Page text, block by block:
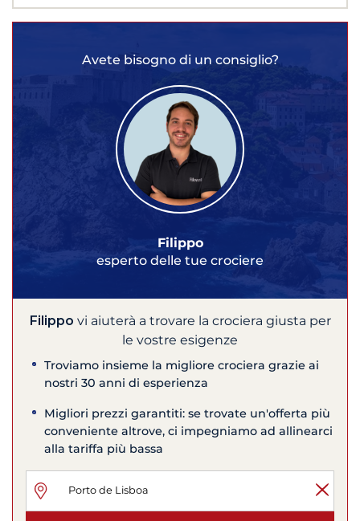
Avete bisogno di un consiglio?
Filippo
esperto delle tue crociere
Filippo vi aiuterà a trovare la crociera giusta per
le vostre esigenze
Troviamo insieme la migliore crociera grazie ai
nostri 30 anni di esperienza
Migliori prezzi garantiti: se trovate un'offerta più
conveniente altrove, ci impegniamo ad allinearci
alla tariffa più bassa